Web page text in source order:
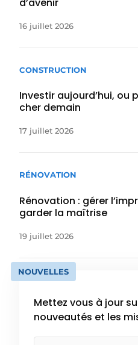
16 juillet 2026
CONSTRUCTION
Investir aujourd’hui, ou
cher demain
17 juillet 2026
RÉNOVATION
Rénovation : gérer
garder la maîtrise
19 juillet 2026
NOUVELLES
Mettez vous à jour
nouveautés et les